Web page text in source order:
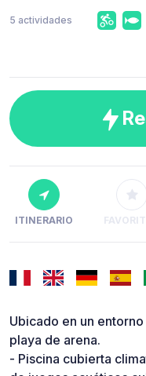
5 actividades
ITINERARIO
Ubicado en un
playa de arena.
- Piscina cubierta